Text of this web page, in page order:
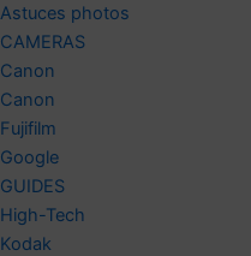
Astuces photos
CAMERAS
Canon
Canon
Fujifilm
Google
GUIDES
High-Tech
Kodak